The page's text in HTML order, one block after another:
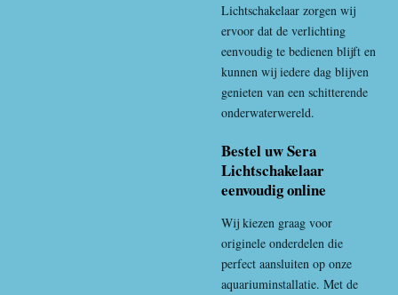
Lichtschakelaar zorgen wij
ervoor dat de verlichting
eenvoudig te bedienen blijft en
kunnen wij iedere dag blijven
genieten van een schitterende
onderwaterwereld.
Bestel uw Sera
Lichtschakelaar
eenvoudig online
Wij kiezen graag voor
originele onderdelen die
perfect aansluiten op onze
aquariuminstallatie. Met de